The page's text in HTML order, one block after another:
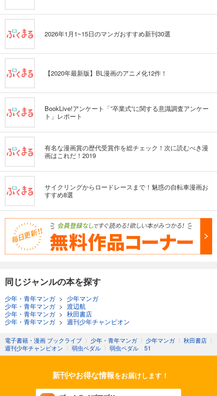
2026年1月1~15日のマンガおすすめ新刊30選
【2020年最新版】BL漫画のアニメ化12作！
BookLive!アンケート「”卒業式”に関する意識調査アンケー
ト」レポート
有名な漫画賞の歴代受賞作を総チェック！次に読むべき漫
画はこれだ！2019
サイクリングからロードレースまで！魅惑の自転車漫画お
すすめ8選
同じジャンルの本を探す
少年・青年マンガ> 少年マンガ
少年・青年マンガ> 渡辺航
少年・青年マンガ> 秋田書店
少年・青年マンガ> 週刊少年チャンピオン
電子書籍・漫画 ブックライブ 〉 少年・青年マンガ 〉 少年マンガ 〉 秋田書店 〉
週刊少年チャンピオン 〉 弱虫ペダル 〉 弱虫ペダル 51
新刊やお得な情報をお届けします！